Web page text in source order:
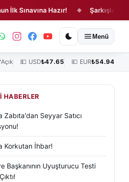
Hazır! ◆ Şarkışla'da Feci
Sivas Vefat Edenler Köşe
Menü
Açık 💵 USD₺47.65 💶 EUR₺54.94
HABERLER
Zabıta'dan Seyyar Satıcı
Korkutan İhbar!
Başkanının Uyuşturucu Testi